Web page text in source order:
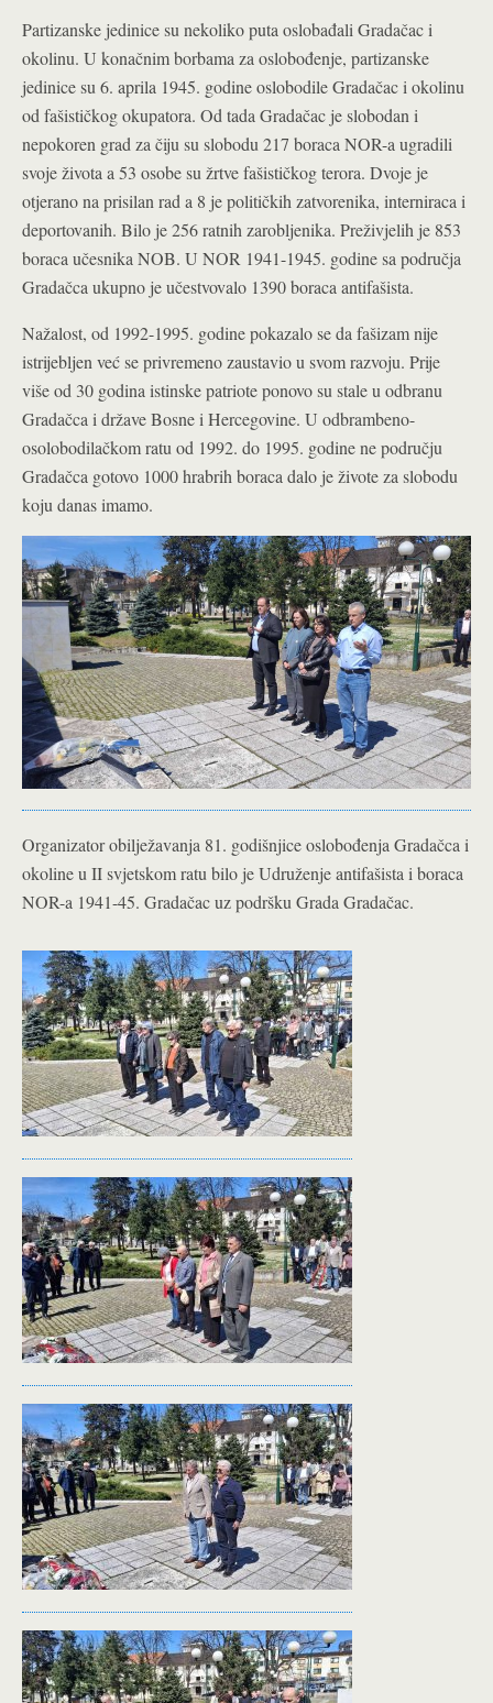
Partizanske jedinice su nekoliko puta oslobađali Gradačac i
okolinu. U konačnim borbama za oslobođenje, partizanske
jedinice su 6. aprila 1945. godine oslobodile Gradačac i okolinu
od fašističkog okupatora. Od tada Gradačac je slobodan i
nepokoren grad za čiju su slobodu 217 boraca NOR-a ugradili
svoje života a 53 osobe su žrtve fašističkog terora. Dvoje je
otjerano na prisilan rad a 8 je političkih zatvorenika, interniraca i
deportovanih. Bilo je 256 ratnih zarobljenika. Preživjelih je 853
boraca učesnika NOB. U NOR 1941-1945. godine sa područja
Gradačca ukupno je učestvovalo 1390 boraca antifašista.
Nažalost, od 1992-1995. godine pokazalo se da fašizam nije
istrijebljen već se privremeno zaustavio u svom razvoju. Prije
više od 30 godina istinske patriote ponovo su stale u odbranu
Gradačca i države Bosne i Hercegovine. U odbrambeno-
osolobodilačkom ratu od 1992. do 1995. godine ne području
Gradačca gotovo 1000 hrabrih boraca dalo je živote za slobodu
koju danas imamo.
Organizator obilježavanja 81. godišnjice oslobođenja Gradačca i
okoline u II svjetskom ratu bilo je Udruženje antifašista i boraca
NOR-a 1941-45. Gradačac uz podršku Grada Gradačac.